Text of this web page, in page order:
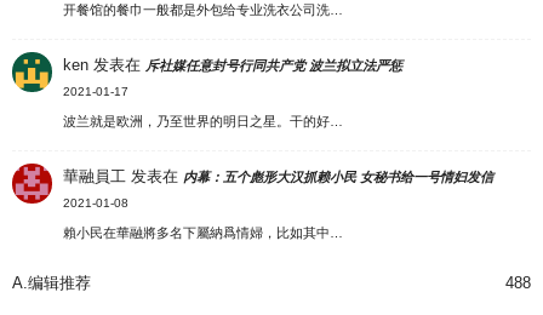
开餐馆的餐巾一般都是外包给专业洗衣公司洗…
ken 发表在 斥社媒任意封号行同共产党 波兰拟立法严惩
2021-01-17
波兰就是欧洲，乃至世界的明日之星。干的好…
華融員工 发表在 内幕：五个彪形大汉抓赖小民 女秘书给一号情妇发信
2021-01-08
賴小民在華融將多名下屬納爲情婦，比如其中…
A.编辑推荐 488